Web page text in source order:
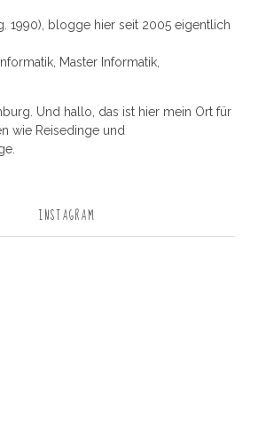
1990), blogge hier seit 2005 eigentlich
Master Informatik,
Und hallo, das ist hier mein Ort für
wie Reisedinge und
INSTAGRAM